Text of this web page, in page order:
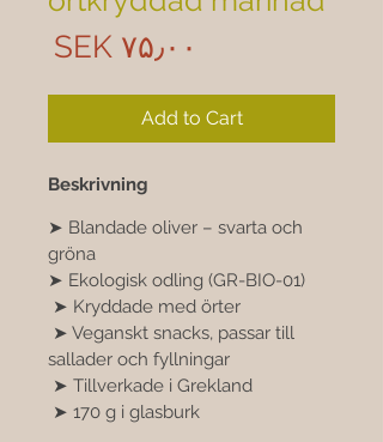
SEK ۷۵٫۰۰
Add to Cart
Beskrivning
➤ Blandade oliver – svarta och
gröna
➤ Ekologisk odling (GR-BIO-01)
➤ Kryddade med örter
sallader och fyllningar
➤ Tillverkade i Grekland
➤ 170 g i glasburk